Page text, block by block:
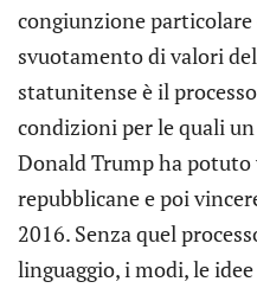
congiunzione
svuotamento di valori
statunitense è il
condizioni per le quali
Donald Trump ha
repubblicane e poi
2016. Senza quel
linguaggio, i modi, le